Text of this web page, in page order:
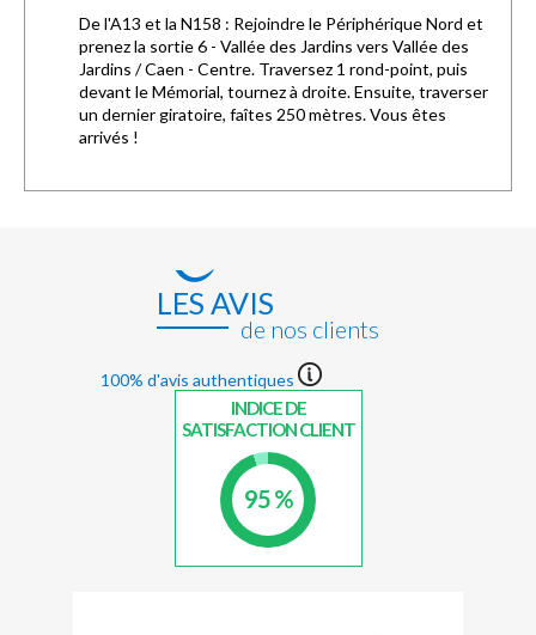
De l'A13 et la N158 : Rejoindre le Périphérique Nord et
prenez la sortie 6 - Vallée des Jardins vers Vallée des
Jardins / Caen - Centre. Traversez 1 rond-point, puis
devant le Mémorial, tournez à droite. Ensuite, traverser
un dernier giratoire, faîtes 250 mètres. Vous êtes
arrivés !
LES AVIS
de nos clients
100% d'avis authentiques
INDICE DE
SATISFACTION CLIENT
95 %